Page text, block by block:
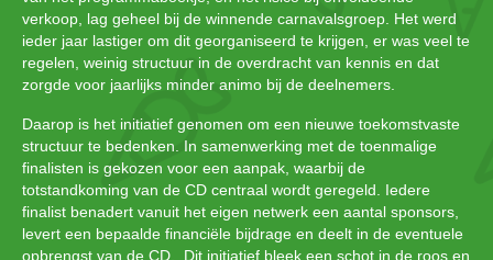
verkoop, lag geheel bij de winnende carnavalsgroep. Het werd
ieder jaar lastiger om dit georganiseerd te krijgen, er was veel te
regelen, weinig structuur in de overdracht van kennis en dat
zorgde voor jaarlijks minder animo bij de deelnemers.
Daarop is het initiatief genomen om een nieuwe toekomstvaste
structuur te bedenken. In samenwerking met de toenmalige
finalisten is gekozen voor een aanpak, waarbij de
totstandkoming van de CD centraal wordt geregeld. Iedere
finalist benadert vanuit het eigen netwerk een aantal sponsors,
levert een bepaalde financiële bijdrage en deelt in de eventuele
opbrengst van de CD. Dit initiatief bleek een schot in de roos en